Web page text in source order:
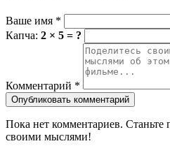
Ваше имя *
Капча: 2 × 5 = ?
Комментарий *
Опубликовать комментарий
Пока нет комментариев. Станьте
своими мыслями!